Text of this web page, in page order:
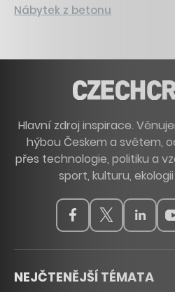
Nábytek z betonu
Hlavní zdroj inspirace.
hýbou Českem a světem,
přes technologie, politiku a
sport, kulturu,
NEJČTENĚJŠÍ TÉMATA